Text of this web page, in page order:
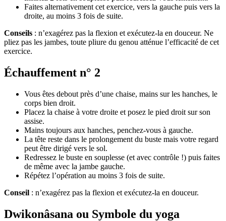
Faites alternativement cet exercice, vers la gauche puis vers la
droite, au moins 3 fois de suite.
Conseils : n’exagérez pas la flexion et exécutez-la en douceur. Ne
pliez pas les jambes, toute pliure du genou atténue l’efficacité de cet
exercice.
Échauffement n° 2
Vous êtes debout près d’une chaise, mains sur les hanches, le
corps bien droit.
Placez la chaise à votre droite et posez le pied droit sur son
assise.
Mains toujours aux hanches, penchez-vous à gauche.
La tête reste dans le prolongement du buste mais votre regard
peut être dirigé vers le sol.
Redressez le buste en souplesse (et avec contrôle !) puis faites
de même avec la jambe gauche.
Répétez l’opération au moins 3 fois de suite.
Conseil : n’exagérez pas la flexion et exécutez-la en douceur.
Dwikonâsana ou Symbole du yoga